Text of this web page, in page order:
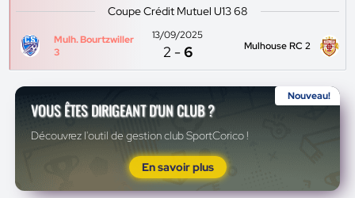
Coupe Crédit Mutuel U13 68
Mulh. Bourtzwiller
3
13/09/2025
2 -6 Mulhouse RC 2
Nouveau!
VOUS ÊTES DIRIGEANT D'UN CLUB ?
Découvrez l'outil de gestion club SportCorico !
En savoir plus